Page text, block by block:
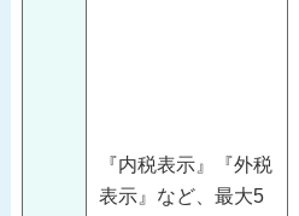
『内税表示』『外税
表示』など、最大5